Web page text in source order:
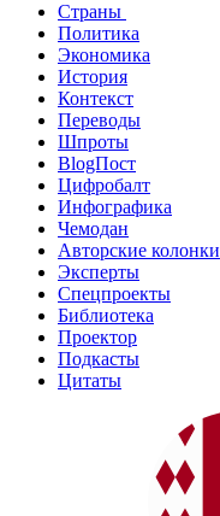
Страны
Политика
Экономика
История
Контекст
Переводы
Шпроты
BlogПост
Цифробалт
Инфографика
Чемодан
Авторские колонки
Эксперты
Спецпроекты
Библиотека
Проектор
Подкасты
Цитаты